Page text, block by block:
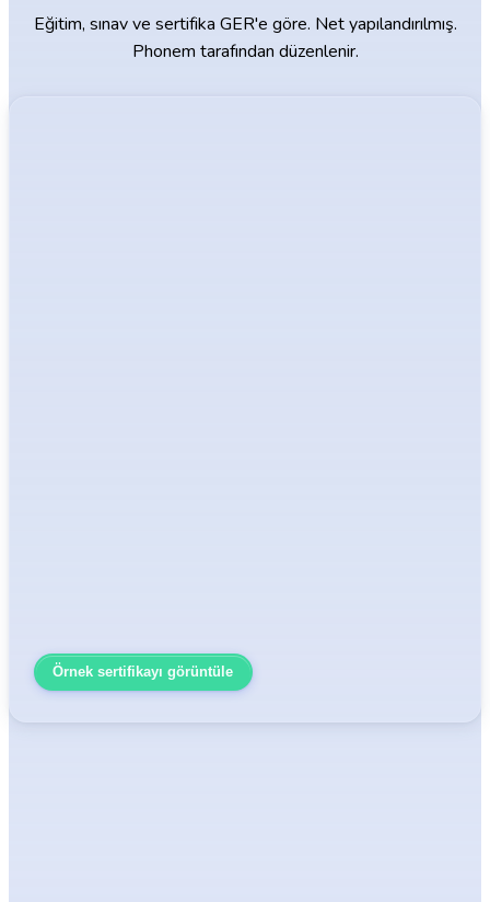
Eğitim, sınav ve sertifika GER'e göre. Net yapılandırılmış.
Phonem tarafından düzenlenir.
Örnek sertifikayı görüntüle